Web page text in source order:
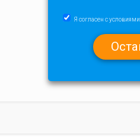
Я согласен с условиями